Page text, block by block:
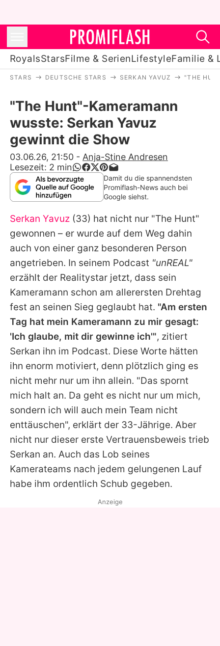
RoyalsStarsFilme & SerienLifestyleFamilie &
Stars
Filme & Serien
Lifestyle
Familie & Liebe
Promiflash Exklusiv
Alle Themen auf Promiflash
Jobs
App runterladen
Team
Redaktionelle Richtlinien
Impressum
Datenschutzerklärung
Nutzungsbedingungen
Utiq verwalten
STARS DEUTSCHE STARS SERKAN YAVUZ "THE
"The Hunt"-Kameramann
wusste: Serkan Yavuz
gewinnt die Show
03.06.26, 21:50 - Anja-Stine Andresen
Lesezeit: 2 min
Damit du die spannendsten
Promiflash-News auch bei
Google siehst.
Serkan Yavuz (33) hat nicht nur "The Hunt"
gewonnen – er wurde auf dem Weg dahin
auch von einer ganz besonderen Person
angetrieben. In seinem Podcast "unREAL"
erzählt der Realitystar jetzt, dass sein
Kameramann schon am allerersten Drehtag
fest an seinen Sieg geglaubt hat. "Am ersten
Tag hat mein Kameramann zu mir gesagt:
'Ich glaube, mit dir gewinne ich'", zitiert
Serkan ihn im Podcast. Diese Worte hätten
ihn enorm motiviert, denn plötzlich ging es
nicht mehr nur um ihn allein. "Das spornt
mich halt an. Da geht es nicht nur um mich,
sondern ich will auch mein Team nicht
enttäuschen", erklärt der 33-Jährige. Aber
nicht nur dieser erste Vertrauensbeweis trieb
Serkan an. Auch das Lob seines
Kamerateams nach jedem gelungenen Lauf
habe ihm ordentlich Schub gegeben.
Anzeige